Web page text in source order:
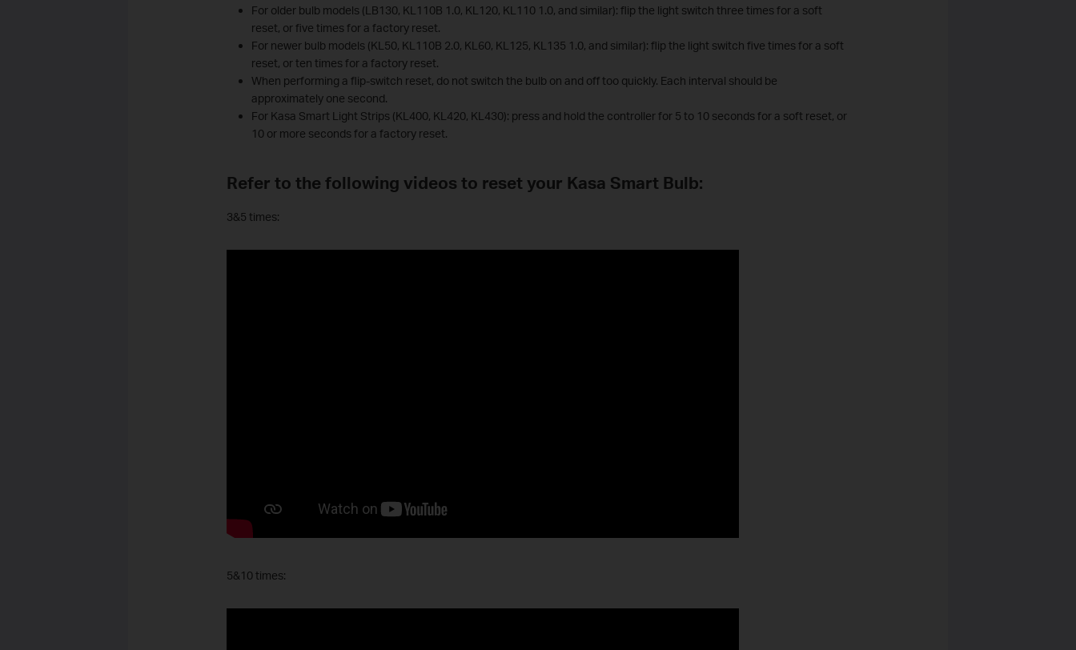
For older bulb models (LB130, KL110B 1.0, KL120, KL110 1.0, and similar): flip the light switch three times for a soft
reset, or five times for a factory reset.
For newer bulb models (KL50, KL110B 2.0, KL60, KL125, KL135 1.0, and similar): flip the light switch five times for a soft
reset, or ten times for a factory reset.
When performing a flip-switch reset, do not switch the bulb on and off too quickly. Each interval should be
approximately one second.
For Kasa Smart Light Strips (KL400, KL420, KL430): press and hold the controller for 5 to 10 seconds for a soft reset, or
10 or more seconds for a factory reset.
Refer to the following videos to reset your Kasa Smart Bulb:
3&5 times:
5&10 times: